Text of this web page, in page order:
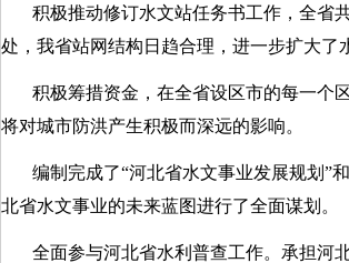
积极推动修订水文站任务书工作，全省
处，我省站网结构日趋合理，进一步扩大了
积极筹措资金，在全省设区市的每一个
将对城市防洪产生积极而深远的影响。
编制完成了“河北省水文事业发展规划”
北省水文事业的未来蓝图进行了全面谋划。
全面参与河北省水利普查工作。承担河